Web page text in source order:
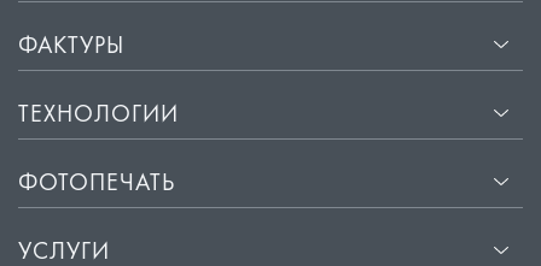
ФАКТУРЫ
ТЕХНОЛОГИИ
ФОТОПЕЧАТЬ
УСЛУГИ